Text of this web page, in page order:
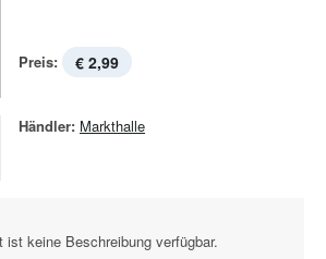
Preis: € 2,99
Händler: Markthalle
ist keine Beschreibung verfügbar.